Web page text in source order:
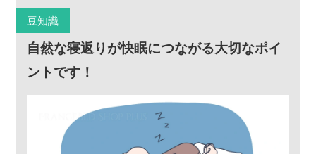
豆知識
自然な寝返りが快眠につながる大切なポイ
ントです！